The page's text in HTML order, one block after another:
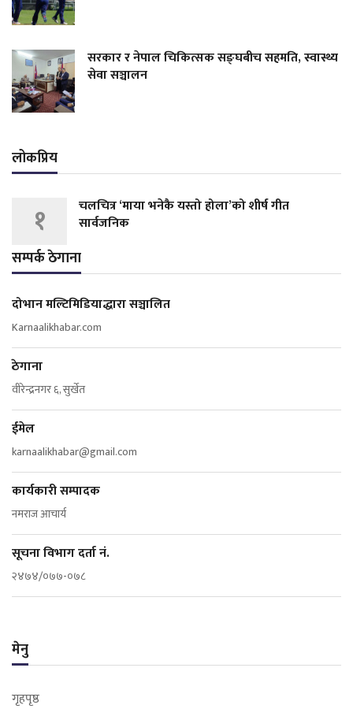
सरकार र नेपाल चिकित्सक सङ्घबीच सहमति, स्वास्थ्य
सेवा सञ्चालन
लोकप्रिय
१
चलचित्र ‘माया भनेकै यस्तो होला’को शीर्ष गीत
सार्वजनिक
सम्पर्क ठेगाना
दोभान मल्टिमिडियाद्धारा सञ्चालित
Karnaalikhabar.com
ठेगाना
वीरेन्द्रनगर ६, सुर्खेत
ईमेल
karnaalikhabar@gmail.com
कार्यकारी सम्पादक
नमराज आचार्य
सूचना विभाग दर्ता नं.
२४७४/०७७-०७८
मेनु
गृहपृष्ठ